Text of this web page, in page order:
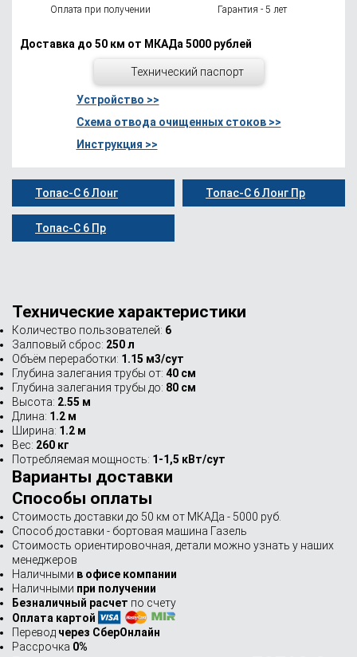
Оплата при получении Гарантия - 5 лет
Доставка до 50 км от МКАДа 5000 рублей
Технический паспорт
Устройство >>
Схема отвода очищенных стоков >>
Инструкция >>
Топас-С 6 Лонг Топас-С 6 Лонг Пр
Топас-С 6 Пр
Технические характеристики
Количество пользователей: 6
Залповый сброс: 250 л
Объём переработки: 1.15 м3/сут
Глубина залегания трубы от: 40 см
Глубина залегания трубы до: 80 см
Высота: 2.55 м
Длина: 1.2 м
Ширина: 1.2 м
Вес: 260 кг
Потребляемая мощность: 1-1,5 кВт/сут
Варианты доставки
Способы оплаты
Стоимость доставки до 50 км от МКАДа - 5000 руб.
Способ доставки - бортовая машина Газель
Стоимость ориентировочная, детали можно узнать у наших
менеджеров
Наличными в офисе компании
Наличными при получении
Безналичный расчет по счету
Оплата картой
Перевод через СберОнлайн
Рассрочка 0%